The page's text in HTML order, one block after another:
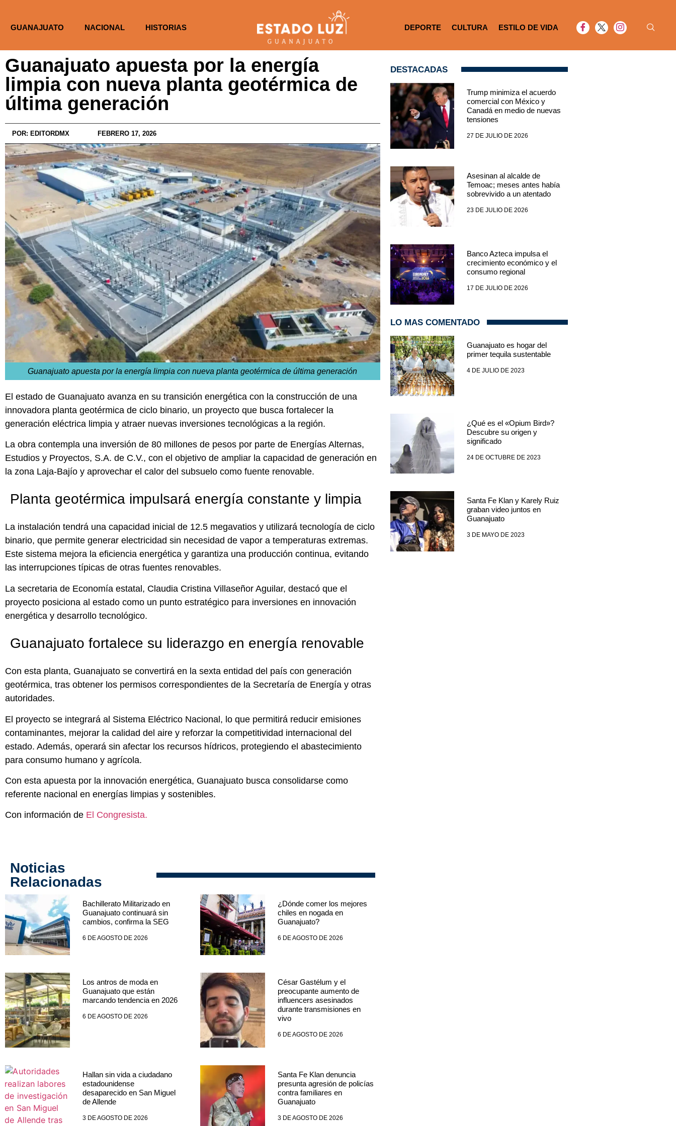
GUANAJUATO NACIONAL HISTORIAS DEPORTE CULTURA ESTILO DE VIDA
Guanajuato apuesta por la energía
limpia con nueva planta geotérmica de
última generación
POR: EDITORDMX FEBRERO 17, 2026
Guanajuato apuesta por la energía limpia con nueva planta geotérmica de última generación
El estado de Guanajuato avanza en su transición energética con la construcción de una
innovadora planta geotérmica de ciclo binario, un proyecto que busca fortalecer la
generación eléctrica limpia y atraer nuevas inversiones tecnológicas a la región.
La obra contempla una inversión de 80 millones de pesos por parte de Energías Alternas,
Estudios y Proyectos, S.A. de C.V., con el objetivo de ampliar la capacidad de generación en
la zona Laja-Bajío y aprovechar el calor del subsuelo como fuente renovable.
Planta geotérmica impulsará energía constante y limpia
La instalación tendrá una capacidad inicial de 12.5 megavatios y utilizará tecnología de ciclo
binario, que permite generar electricidad sin necesidad de vapor a temperaturas extremas.
Este sistema mejora la eficiencia energética y garantiza una producción continua, evitando
las interrupciones típicas de otras fuentes renovables.
La secretaria de Economía estatal, Claudia Cristina Villaseñor Aguilar, destacó que el
proyecto posiciona al estado como un punto estratégico para inversiones en innovación
energética y desarrollo tecnológico.
Guanajuato fortalece su liderazgo en energía renovable
Con esta planta, Guanajuato se convertirá en la sexta entidad del país con generación
geotérmica, tras obtener los permisos correspondientes de la Secretaría de Energía y otras
autoridades.
El proyecto se integrará al Sistema Eléctrico Nacional, lo que permitirá reducir emisiones
contaminantes, mejorar la calidad del aire y reforzar la competitividad internacional del
estado. Además, operará sin afectar los recursos hídricos, protegiendo el abastecimiento
para consumo humano y agrícola.
Con esta apuesta por la innovación energética, Guanajuato busca consolidarse como
referente nacional en energías limpias y sostenibles.
Con información de El Congresista.
Noticias
Relacionadas
Bachillerato Militarizado en
Guanajuato continuará sin
cambios, confirma la SEG
6 DE AGOSTO DE 2026
¿Dónde comer los mejores
chiles en nogada en
Guanajuato?
6 DE AGOSTO DE 2026
Los antros de moda en
Guanajuato que están
marcando tendencia en 2026
6 DE AGOSTO DE 2026
César Gastélum y el
preocupante aumento de
influencers asesinados
durante transmisiones en
vivo
6 DE AGOSTO DE 2026
Hallan sin vida a ciudadano
estadounidense
desaparecido en San Miguel
de Allende
3 DE AGOSTO DE 2026
Santa Fe Klan denuncia
presunta agresión de policías
contra familiares en
Guanajuato
3 DE AGOSTO DE 2026
DESTACADAS
Trump minimiza el acuerdo
comercial con México y
Canadá en medio de nuevas
tensiones
27 DE JULIO DE 2026
Asesinan al alcalde de
Temoac; meses antes había
sobrevivido a un atentado
23 DE JULIO DE 2026
Banco Azteca impulsa el
crecimiento económico y el
consumo regional
17 DE JULIO DE 2026
LO MAS COMENTADO
Guanajuato es hogar del
primer tequila sustentable
4 DE JULIO DE 2023
¿Qué es el «Opium Bird»?
Descubre su origen y
significado
24 DE OCTUBRE DE 2023
Santa Fe Klan y Karely Ruiz
graban video juntos en
Guanajuato
3 DE MAYO DE 2023